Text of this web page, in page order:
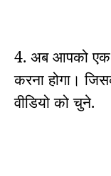
4. अब आपको एक
करना होगा।
वीडियो को चुने.